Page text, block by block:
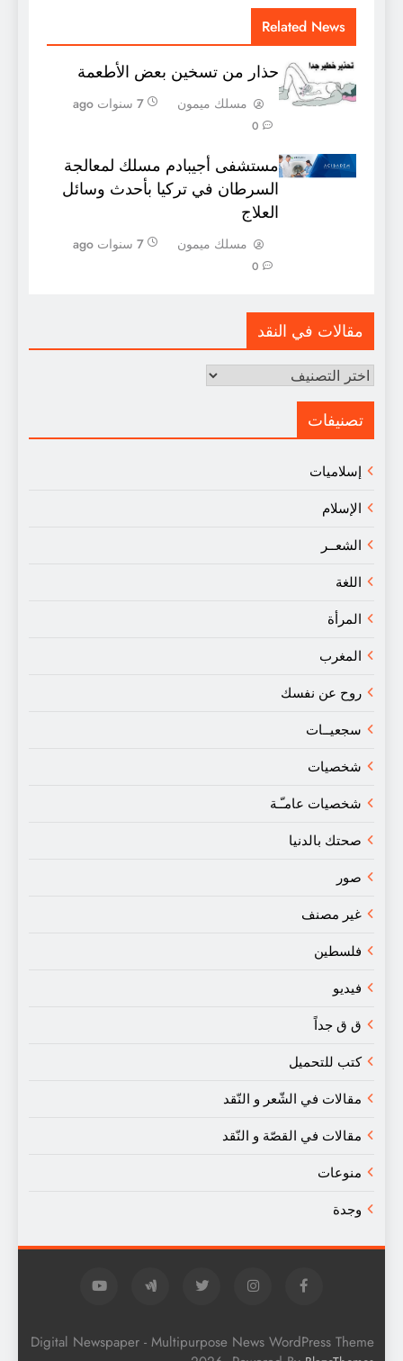
Related News
حذار من تسخين بعض الأطعمة
مسلك ميمون 7 سنوات ago
0
مستشفى أجيبادم مسلك لمعالجة
السرطان في تركيا بأحدث وسائل
العلاج
مسلك ميمون 7 سنوات ago
0
مقالات في النقد
مقالات
النقد
تصنيفات
إسلاميات
الإسلام
الشعــر
اللغة
المرأة
المغرب
روح عن نفسك
سجعيــات
شخصيات
شخصيات عامـّـة
صحتك بالدنيا
صور
غير مصنف
فلسطين
فيديو
ق ق جداً
كتب للتحميل
مقالات في الشّعر و النّقد
مقالات في القصّة و النّقد
منوعات
وجدة
Digital Newspaper - Multipurpose News WordPress Theme